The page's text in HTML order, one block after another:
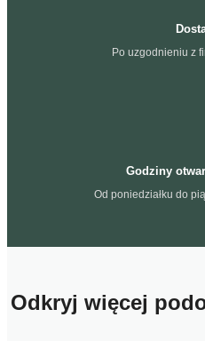
Po uzgodnieniu z
Godziny
Od poniedziałku do
Odkryj więcej